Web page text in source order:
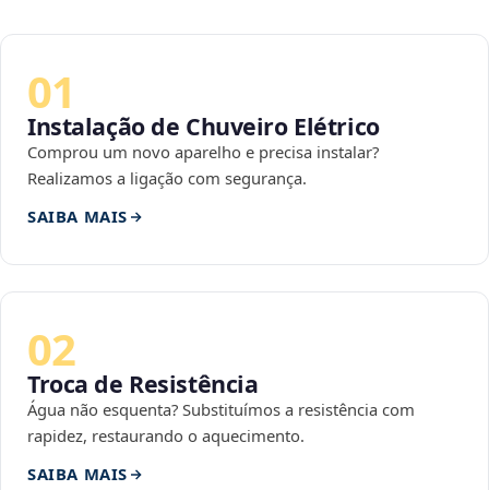
01
Instalação de Chuveiro Elétrico
Comprou um novo aparelho e precisa instalar?
Realizamos a ligação com segurança.
SAIBA MAIS
02
Troca de Resistência
Água não esquenta? Substituímos a resistência com
rapidez, restaurando o aquecimento.
SAIBA MAIS